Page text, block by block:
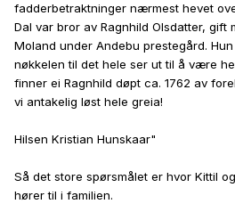
fadderbetraktninger nærmest hevet
Dal var bror av Ragnhild Olsdatter, gift
Moland under Andebu prestegård.
nøkkelen til det hele ser ut til å være
finner ei Ragnhild døpt ca. 1762 av
vi antakelig løst hele greia!
Hilsen Kristian Hunskaar"
Så det store spørsmålet er hvor Kittil
hører til i familien.